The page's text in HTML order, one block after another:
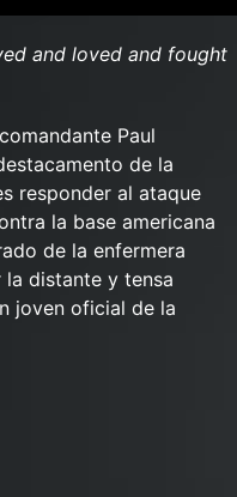
and loved and fought
Paul
de la
responder al ataque
la base americana
de la enfermera
la distante y tensa
joven oficial de la